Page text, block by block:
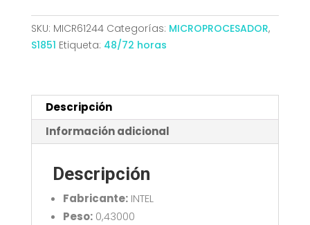
5
225
BX80768225
cantidad
SKU: MICR61244 Categorías: MICROPROCESADOR,
S1851 Etiqueta: 48/72 horas
Descripción
Información adicional
Descripción
Fabricante:INTEL
Peso:0,43000